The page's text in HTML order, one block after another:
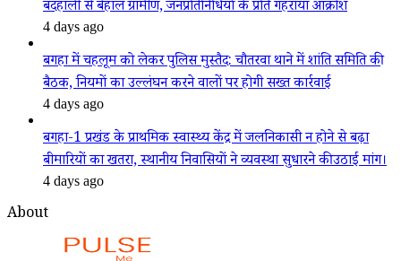
बदहाली से बेहाल ग्रामीण, जनप्रतिनिधियों के प्रति गहराया आक्रोश
4 days ago
बगहा में चहलूम को लेकर पुलिस मुस्तैद: चौतरवा थाने में शांति समिति की
बैठक, नियमों का उल्लंघन करने वालों पर होगी सख्त कार्रवाई
4 days ago
बगहा-1 प्रखंड के प्राथमिक स्वास्थ्य केंद्र में जलनिकासी न होने से बढ़ा
बीमारियों का खतरा, स्थानीय निवासियों ने व्यवस्था सुधारने की उठाई मांग।
4 days ago
About